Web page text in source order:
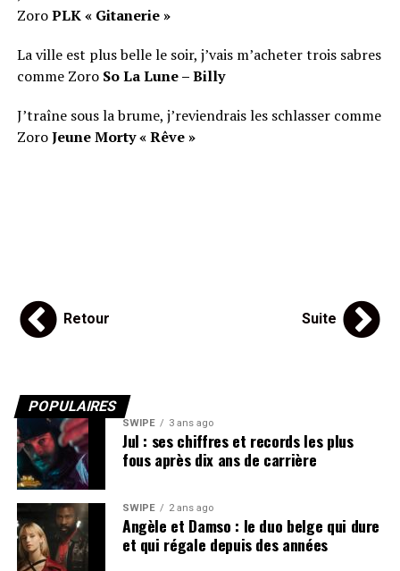
ZoroPLK « Gitanerie »
La ville est plus belle le soir, j’vais m’acheter trois sabres
comme Zoro So La Lune – Billy
J’traîne sous la brume, j’reviendrais les schlasser comme
ZoroJeune Morty « Rêve »
Retour Suite
POPULAIRES
SWIPE 3 ans ago
Jul : ses chiffres et records les plus
fous après dix ans de carrière
SWIPE 2 ans ago
Angèle et Damso : le duo belge qui dure
et qui régale depuis des années